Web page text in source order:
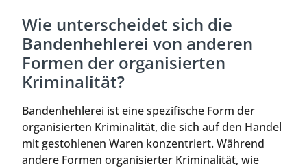
Wie unterscheidet sich die
Bandenhehlerei von anderen
Formen der organisierten
Kriminalität?
Bandenhehlerei ist eine spezifische Form der
organisierten Kriminalität, die sich auf den Handel
mit gestohlenen Waren konzentriert. Während
andere Formen organisierter Kriminalität, wie